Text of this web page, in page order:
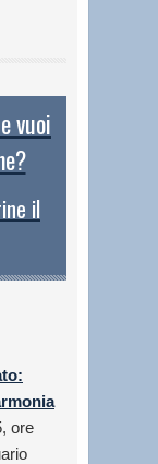
vuoi
il
ore